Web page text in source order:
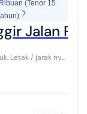
(Tenor 15
Jalan
Letak / jarak nya